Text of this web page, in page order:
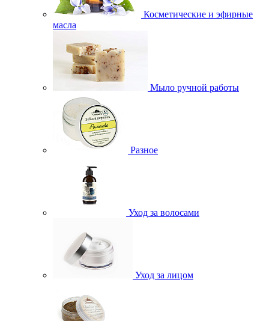
Косметические и эфирные
масла
Мыло ручной работы
Разное
Уход за волосами
Уход за лицом